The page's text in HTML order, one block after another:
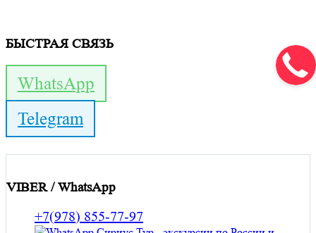
БЫСТРАЯ СВЯЗЬ
WhatsApp
Telegram
VIBER / WhatsApp
+7(978) 855-77-97